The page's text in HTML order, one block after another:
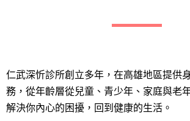
仁武深忻診所創立多年，在高雄地區提供
務，從年齡層從兒童、青少年、家庭與老
解決你內心的困擾，回到健康的生活。